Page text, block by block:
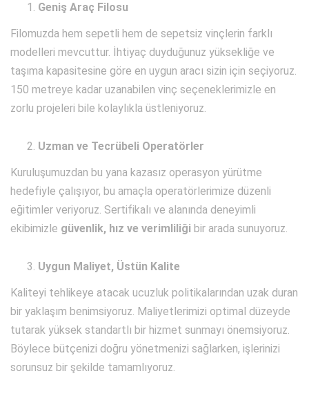
Geniş Araç Filosu
Filomuzda hem sepetli hem de sepetsiz vinçlerin farklı
modelleri mevcuttur. İhtiyaç duyduğunuz yüksekliğe ve
taşıma kapasitesine göre en uygun aracı sizin için seçiyoruz.
150 metreye kadar uzanabilen vinç seçeneklerimizle en
zorlu projeleri bile kolaylıkla üstleniyoruz.
Uzman ve Tecrübeli Operatörler
Kuruluşumuzdan bu yana kazasız operasyon yürütme
hedefiyle çalışıyor, bu amaçla operatörlerimize düzenli
eğitimler veriyoruz. Sertifikalı ve alanında deneyimli
ekibimizle güvenlik, hız ve verimliliği bir arada sunuyoruz.
Uygun Maliyet, Üstün Kalite
Kaliteyi tehlikeye atacak ucuzluk politikalarından uzak duran
bir yaklaşım benimsiyoruz. Maliyetlerimizi optimal düzeyde
tutarak yüksek standartlı bir hizmet sunmayı önemsiyoruz.
Böylece bütçenizi doğru yönetmenizi sağlarken, işlerinizi
sorunsuz bir şekilde tamamlıyoruz.